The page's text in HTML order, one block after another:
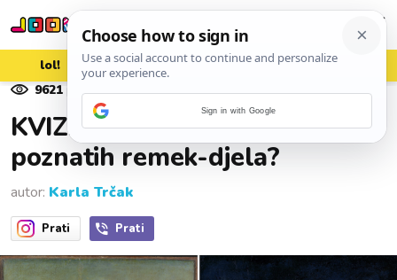
lol! aww vrh!
woot?!
9621 pregleda 07. srpnja 2026.
KVIZ: Tko je naslikao ovih 8/8
poznatih remek-djela?
autor: Karla Trčak
Prati Prati
Sign in with Google